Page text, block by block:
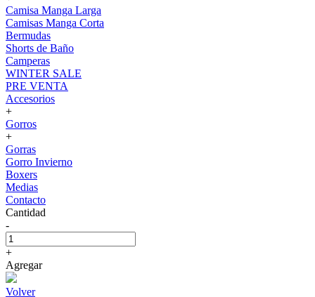
Camisa Manga Larga
Camisas Manga Corta
Bermudas
Shorts de Baño
Camperas
WINTER SALE
PRE VENTA
Accesorios
+
Gorros
+
Gorras
Gorro Invierno
Boxers
Medias
Contacto
Cantidad
-
+
Agregar
Volver